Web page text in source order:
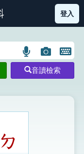
部首索引表圖示
登入
語
言
搜
示
圖
片
搜
開
鍵
圖
音讀檢索
ㄉ